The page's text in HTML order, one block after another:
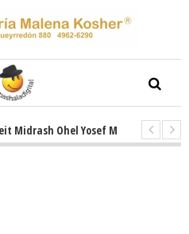
Ohel Yosef Moshe 4 weeks ago